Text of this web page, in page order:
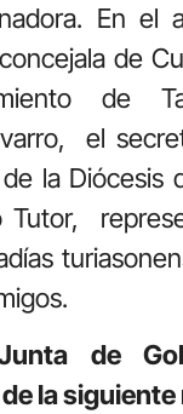
En el
de
de
el
la Diócesis
Tutor,
de
la siguiente